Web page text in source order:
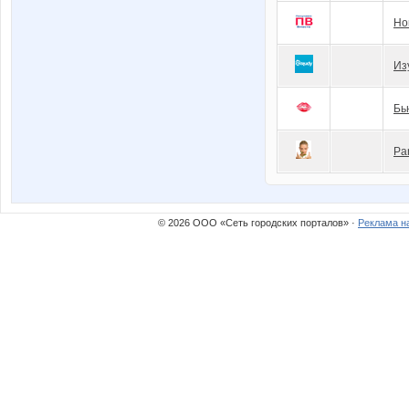
© 2026 ООО «Сеть городских порталов» · Реклама